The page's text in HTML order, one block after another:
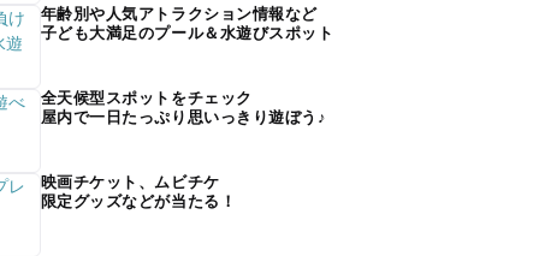
年齢別や人気アトラクション情報など
子ども大満足のプール＆水遊びスポット
全天候型スポットをチェック
屋内で一日たっぷり思いっきり遊ぼう♪
映画チケット、ムビチケ
限定グッズなどが当たる！